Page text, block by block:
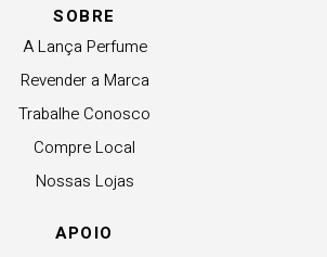
SOBRE
A Lança Perfume
Revender a Marca
Trabalhe Conosco
Compre Local
Nossas Lojas
APOIO